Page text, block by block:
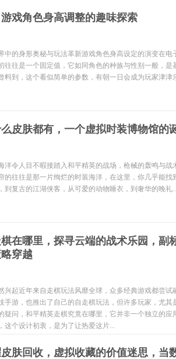
戏角色身高调整的趣味探索
中的身形奥秘与玩法革新游戏角色身高设定的演变在电
往往是一个固定值，它如同角色的种族与性别一般，是
料到，这个看似简单的参数，有朝一日会成为玩家津津
皮肤都有，一个虚拟时装博物馆的
洋令人目不暇接踏入和平精英的战场，枪械的轰鸣与战
的往往是那一片绚烂的时装海洋，在这里，你几乎能找
到复古的江湖侠客，从可爱的动物睡衣，到奢华的晚礼
在哪里，探寻云端的战术乐园，副
穿越
兴起近年来自走棋玩法风靡全球，众多经典游戏都尝试
手游，也推出了自己的自走棋玩法，但许多玩家，尤其
疑问，和平精英走棋究竟在哪里，它并非一个独立的应
这个设计初衷，是为了让热爱这片...
肤回收，虚拟收藏的价值迷思，当